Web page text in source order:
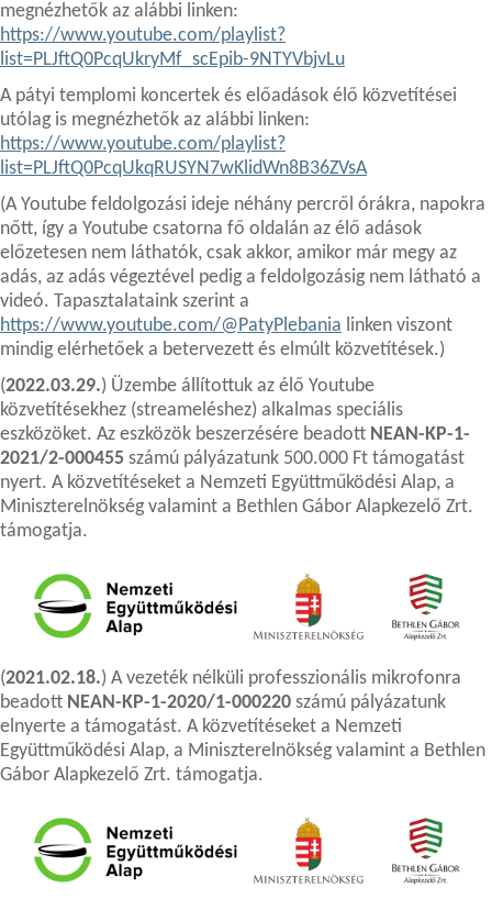
megnézhetők az alábbi linken:
https://www.youtube.com/playlist?
list=PLJftQ0PcqUkryMf_scEpib-9NTYVbjvLu
A pátyi templomi koncertek és előadások élő közvetítései
utólag is megnézhetők az alábbi linken:
https://www.youtube.com/playlist?
list=PLJftQ0PcqUkqRUSYN7wKlidWn8B36ZVsA
(A Youtube feldolgozási ideje néhány percről órákra, napokra
nőtt, így a Youtube csatorna fő oldalán az élő adások
előzetesen nem láthatók, csak akkor, amikor már megy az
adás, az adás végeztével pedig a feldolgozásig nem látható a
videó. Tapasztalataink szerint a
https://www.youtube.com/@PatyPlebania linken viszont
mindig elérhetőek a betervezett és elmúlt közvetítések.)
(2022.03.29.) Üzembe állítottuk az élő Youtube
közvetítésekhez (streameléshez) alkalmas speciális
eszközöket. Az eszközök beszerzésére beadott NEAN-KP-1-
2021/2-000455 számú pályázatunk 500.000 Ft támogatást
nyert. A közvetítéseket a Nemzeti Együttműködési Alap, a
Miniszterelnökség valamint a Bethlen Gábor Alapkezelő Zrt.
támogatja.
(2021.02.18.) A vezeték nélküli professzionális mikrofonra
beadott NEAN-KP-1-2020/1-000220 számú pályázatunk
elnyerte a támogatást. A közvetítéseket a Nemzeti
Együttműködési Alap, a Miniszterelnökség valamint a Bethlen
Gábor Alapkezelő Zrt. támogatja.